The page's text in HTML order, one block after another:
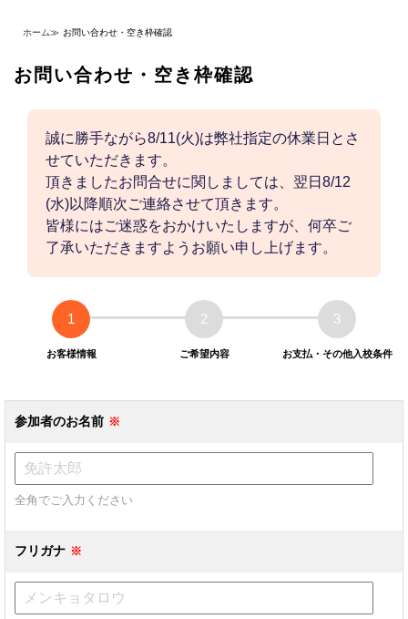
ホーム≫ お問い合わせ・空き枠確認
お問い合わせ・空き枠確認
誠に勝手ながら8/11(火)は弊社指定の休業日とさ
せていただきます。
頂きましたお問合せに関しましては、翌日8/12
(水)以降順次ご連絡させて頂きます。
皆様にはご迷惑をおかけいたしますが、何卒ご
了承いただきますようお願い申し上げます。
1
お客様情報
2
ご希望内容
3
お支払・その他入校条件
参加者のお名前
全角でご入力ください
フリガナ